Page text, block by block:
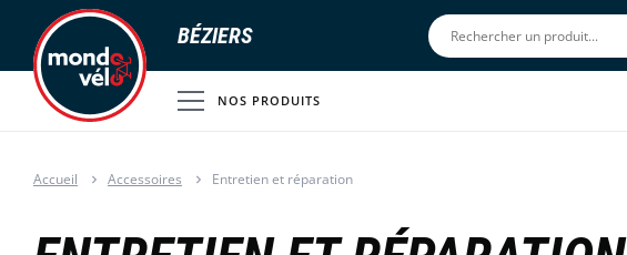
BÉZIERS
NOS PRODUITS
Accueil Accessoires Entretien et réparation